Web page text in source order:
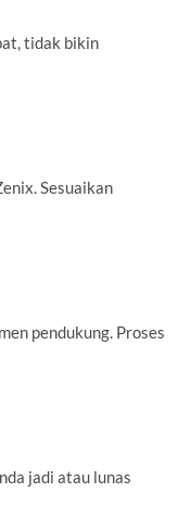
tidak bikin
Sesuaikan
pendukung. Proses
jadi atau lunas